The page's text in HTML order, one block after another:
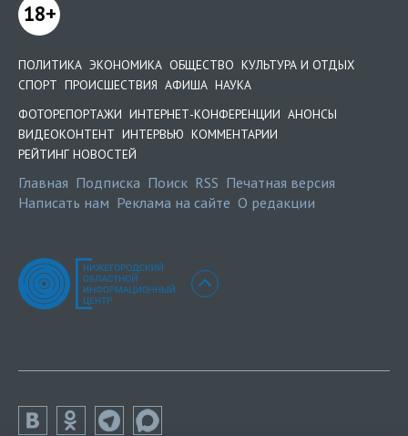
18+
ПОЛИТИКА ЭКОНОМИКА ОБЩЕСТВО КУЛЬТУРА И ОТДЫХ
СПОРТ ПРОИСШЕСТВИЯ АФИША НАУКА
ФОТОРЕПОРТАЖИ ИНТЕРНЕТ-КОНФЕРЕНЦИИ АНОНСЫ
ВИДЕОКОНТЕНТ ИНТЕРВЬЮ КОММЕНТАРИИ
РЕЙТИНГ НОВОСТЕЙ
Главная Подписка Поиск RSS Печатная версия
Написать нам Реклама на сайте О редакции